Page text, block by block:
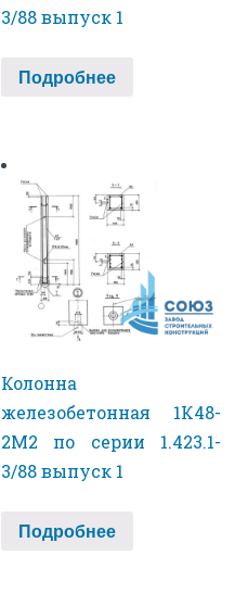
3/88 выпуск 1
Подробнее
Колонна
железобетонная 1К48-
2М2 по серии 1.423.1-
3/88 выпуск 1
Подробнее